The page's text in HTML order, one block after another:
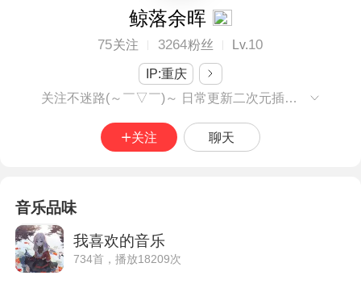
鲸落余晖
75关注 3264粉丝 Lv.10
IP:重庆
关注不迷路(～￣▽￣)～ 日常更新二次元插画♡没更新就是在肝视频~( •̀ ω •́ )✧
关注 聊天
音乐品味
我喜欢的音乐
734首，播放18209次